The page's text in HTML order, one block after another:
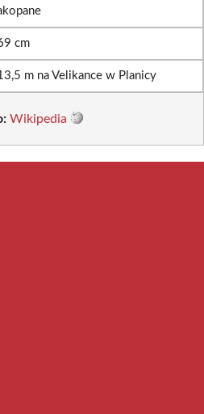
cm
m na Velikance w Planicy
Wikipedia